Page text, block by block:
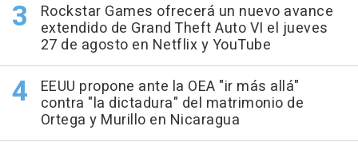
Rockstar Games ofrecerá un nuevo avance
extendido de Grand Theft Auto VI el jueves
27 de agosto en Netflix y YouTube
EEUU propone ante la OEA "ir más allá"
contra "la dictadura" del matrimonio de
Ortega y Murillo en Nicaragua